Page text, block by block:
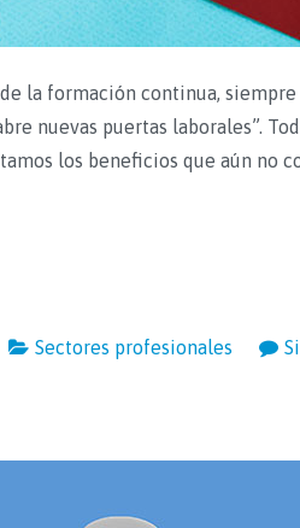
la formación continua,
nuevas puertas laborales”.
los beneficios que aún no
Sectores profesionales